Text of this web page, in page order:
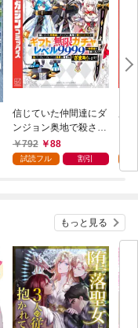
信じていた仲間達にダ
ンジョン奥地で殺され
かけたがギフト『無限
ガチャ』でレベル９９
『ざまぁ！』します！
792 88
試読フル 割引
もっと見る